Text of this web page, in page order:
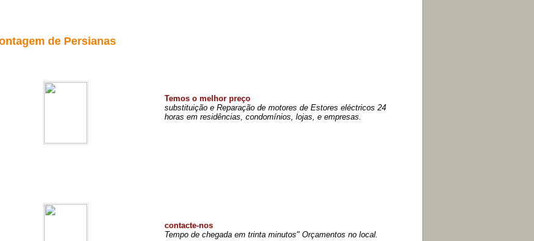
de Persianas
Temos o melhor preço
substituição e Reparação de motores de Estores eléctricos 24
horas em residências, condomínios, lojas, e empresas.
contacte-nos
Tempo de chegada em trinta minutos" Orçamentos no local.